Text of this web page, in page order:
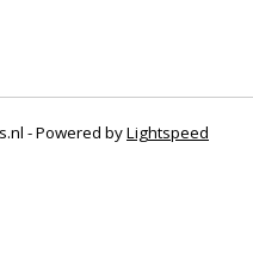
- Powered byLightspeed